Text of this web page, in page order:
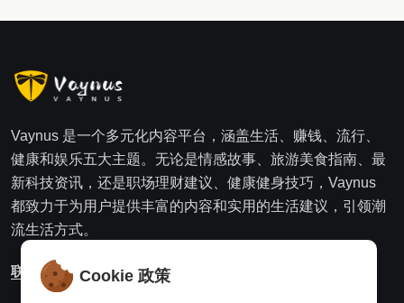
Vaynus 是一个多元化内容平台，涵盖生活、赚钱、流行、
健康和娱乐五大主题。无论是情感故事、旅游美食指南、最
新科技资讯，还是职场理财建议、健康健身技巧，Vaynus
都致力于为用户提供丰富的内容和实用的生活建议，引领潮
流生活方式。
联系我们 Cookie 政策